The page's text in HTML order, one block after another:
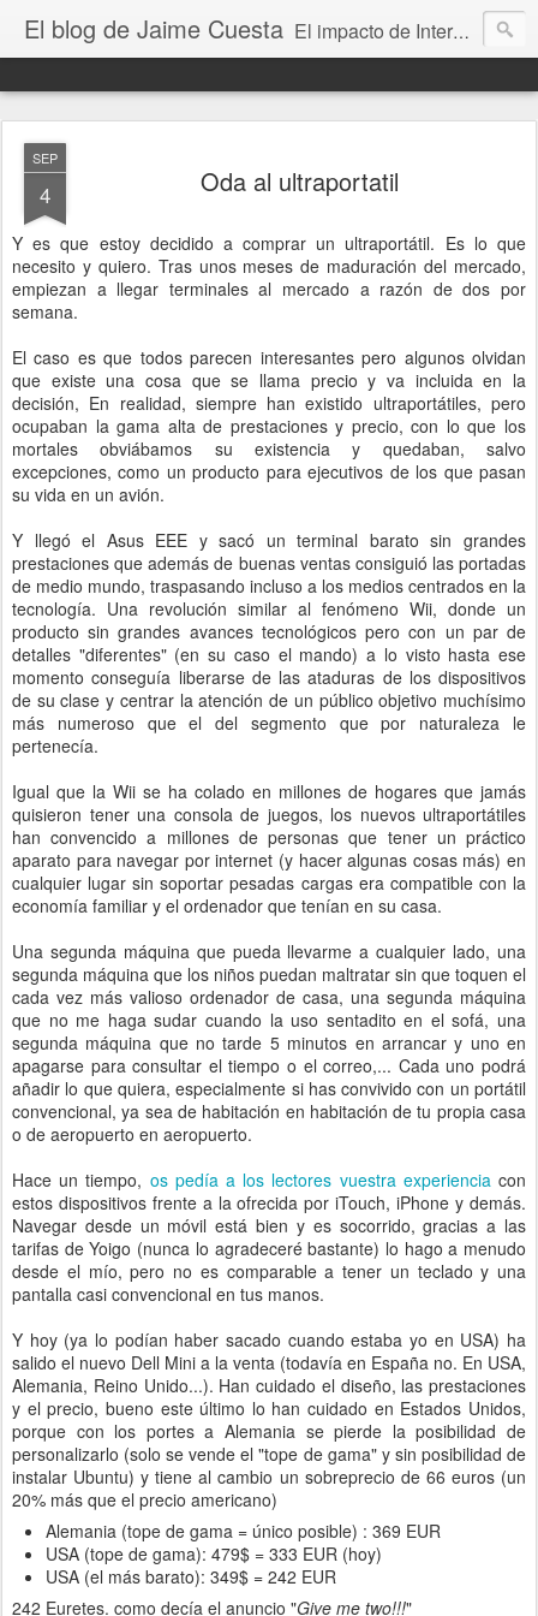
El blog de Jaime Cuesta El impacto de Internet en la sociedad visto con mis propios ojos
SEP
4 Oda al ultraportatil
Y es que estoy decidido a comprar un ultraportátil. Es lo que
necesito y quiero. Tras unos meses de maduración del mercado,
empiezan a llegar terminales al mercado a razón de dos por
semana.
El caso es que todos parecen interesantes pero algunos olvidan
que existe una cosa que se llama precio y va incluida en la
decisión, En realidad, siempre han existido ultraportátiles, pero
ocupaban la gama alta de prestaciones y precio, con lo que los
mortales obviábamos su existencia y quedaban, salvo
excepciones, como un producto para ejecutivos de los que pasan
su vida en un avión.
Y llegó el Asus EEE y sacó un terminal barato sin grandes
prestaciones que además de buenas ventas consiguió las portadas
de medio mundo, traspasando incluso a los medios centrados en la
tecnología. Una revolución similar al fenómeno Wii, donde un
producto sin grandes avances tecnológicos pero con un par de
detalles "diferentes" (en su caso el mando) a lo visto hasta ese
momento conseguía liberarse de las ataduras de los dispositivos
de su clase y centrar la atención de un público objetivo muchísimo
más numeroso que el del segmento que por naturaleza le
pertenecía.
Igual que la Wii se ha colado en millones de hogares que jamás
quisieron tener una consola de juegos, los nuevos ultraportátiles
han convencido a millones de personas que tener un práctico
aparato para navegar por internet (y hacer algunas cosas más) en
cualquier lugar sin soportar pesadas cargas era compatible con la
economía familiar y el ordenador que tenían en su casa.
Una segunda máquina que pueda llevarme a cualquier lado, una
segunda máquina que los niños puedan maltratar sin que toquen el
cada vez más valioso ordenador de casa, una segunda máquina
que no me haga sudar cuando la uso sentadito en el sofá, una
segunda máquina que no tarde 5 minutos en arrancar y uno en
apagarse para consultar el tiempo o el correo,... Cada uno podrá
añadir lo que quiera, especialmente si has convivido con un portátil
convencional, ya sea de habitación en habitación de tu propia casa
o de aeropuerto en aeropuerto.
Hace un tiempo, os pedía a los lectores vuestra experienciacon
estos dispositivos frente a la ofrecida por iTouch, iPhone y demás.
Navegar desde un móvil está bien y es socorrido, gracias a las
tarifas de Yoigo (nunca lo agradeceré bastante) lo hago a menudo
desde el mío, pero no es comparable a tener un teclado y una
pantalla casi convencional en tus manos.
Y hoy (ya lo podían haber sacado cuando estaba yo en USA) ha
salido el nuevo Dell Mini a la venta (todavía en España no. En USA,
Alemania, Reino Unido...). Han cuidado el diseño, las prestaciones
y el precio, bueno este último lo han cuidado en Estados Unidos,
porque con los portes a Alemania se pierde la posibilidad de
personalizarlo (solo se vende el "tope de gama" y sin posibilidad de
instalar Ubuntu) y tiene al cambio un sobreprecio de 66 euros (un
20% más que el precio americano)
Alemania (tope de gama = único posible) : 369 EUR
USA (tope de gama): 479$ = 333 EUR (hoy)
USA (el más barato): 349$ = 242 EUR
242 Euretes. como decía el anuncio "Give me two!!!"